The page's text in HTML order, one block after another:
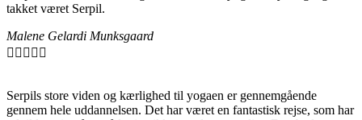
takket været Serpil.
Malene Gelardi Munksgaard
    
Serpils store viden og kærlighed til yogaen er gennemgående
gennem hele uddannelsen. Det har været en fantastisk rejse, som har